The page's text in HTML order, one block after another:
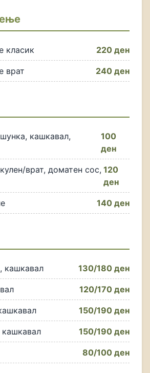
класик 220 ден
врат 240 ден
кашкавал,
100
ден
врат, доматен сос, 120
ден
140 ден
кашкавал 130/180 ден
120/170 ден
150/190 ден
кашкавал 150/190 ден
80/100 ден